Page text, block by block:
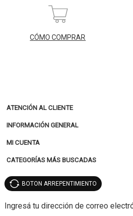
CÓMO COMPRAR
ATENCIÓN AL CLIENTE
INFORMACIÓN GENERAL
MI CUENTA
CATEGORÍAS MÁS BUSCADAS
BOTON ARREPENTIMIENTO